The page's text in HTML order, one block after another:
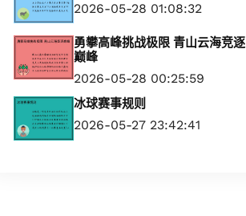
2026-05-28 01:08:32
勇攀高峰挑战极限 青山云海竞逐
巅峰
2026-05-28 00:25:59
冰球赛事规则
2026-05-27 23:42:41